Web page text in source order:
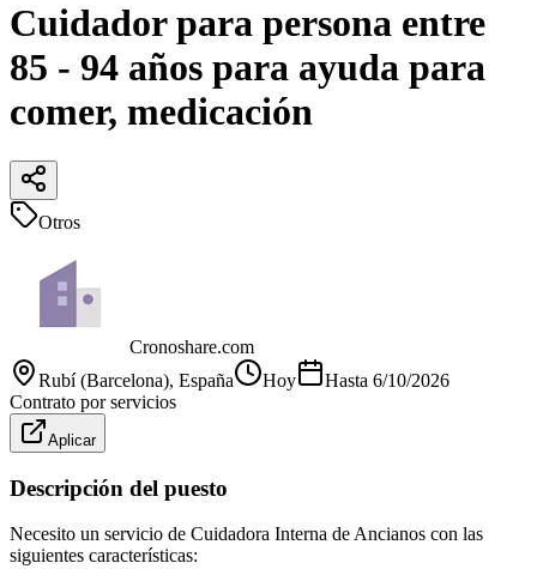
Cuidador para persona entre
85 - 94 años para ayuda para
comer, medicación
Otros
Cronoshare.com
Rubí (Barcelona), España Hoy Hasta 6/10/2026
Contrato por servicios
Aplicar
Descripción del puesto
Necesito un servicio de Cuidadora Interna de Ancianos con las
siguientes características: